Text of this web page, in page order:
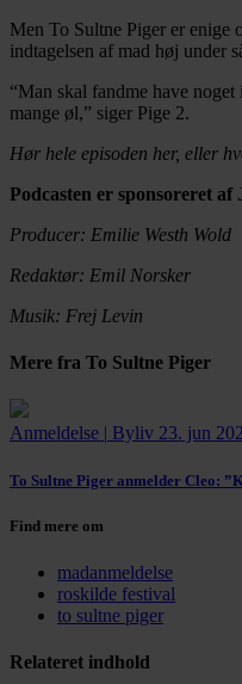
Men To Sultne Piger er enige
indtagelsen af mad høj under
“Man skal fandme have
mange øl,” siger Pige 2.
Hør hele episoden her, eller
Podcasten er sponsoreret af
Producer: Emilie Westh Wold
Redaktør: Emil Norsker
Musik: Frej Levin
Mere fra To Sultne Piger
Anmeldelse | Byliv 23. jun
To Sultne Piger anmelder Cleo:
Find mere om
madanmeldelse
roskilde festival
to sultne piger
Relateret indhold